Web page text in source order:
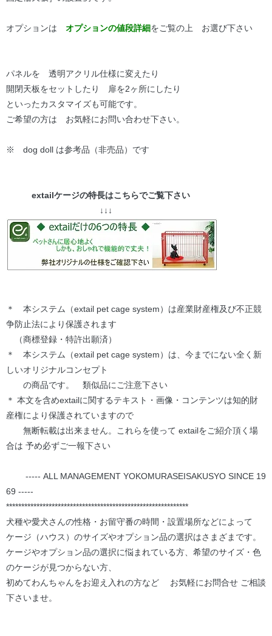
オプションは オプションの値段詳細をご覧の上 お選び下さい
パネルを 透明アクリル仕様に変えたり
開閉天板をセットしたり 扉を2ヶ所にしたり
といったカスタマイズも可能です。
ご希望の方は お気軽にお問い合わせ下さい。
※ dog doll は参考品（非売品）です
extailケージの特長はこちらでご覧下さい
↓↓↓
＊ 本システム（extail pet cage system）は産業財産権及び不正競
争防止法により保護されます
（商標登録・特許出願済）
＊ 本システム（extail pet cage system）は、今までにない全く新
しいオリジナルコンセプト
の商品です。 類似品にご注意下さい
＊ 本文を含めextailに関するテキスト・画像・コンテンツは知的財
産権により保護されていますので
無断転載は出来ません。これらを使って extailをご紹介頂く場
合は 予め必ずご一報下さい
----- ALL MANAGEMENT YOKOMURASEISAKUSYO SINCE 19
69 -----
************************************************************
犬種や愛犬さんの性格・お留守番の時間・設置場所などによって
ケージ（ハウス）のサイズやオプション品の選択はさまざまです。
ケージやオプション品の選択に悩まれている方、希望のサイズ・色
のケージが見つからない方、
初めてわんちゃんをお迎え入れの方など お気軽にお問合せ ご相談
下さいませ。